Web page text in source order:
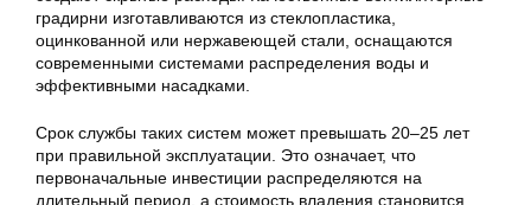
градирни изготавливаются из стеклопластика,
оцинкованной или нержавеющей стали, оснащаются
современными системами распределения воды и
эффективными насадками.
Срок службы таких систем может превышать 20–25 лет
при правильной эксплуатации. Это означает, что
первоначальные инвестиции распределяются на
длительный период, а стоимость владения становится